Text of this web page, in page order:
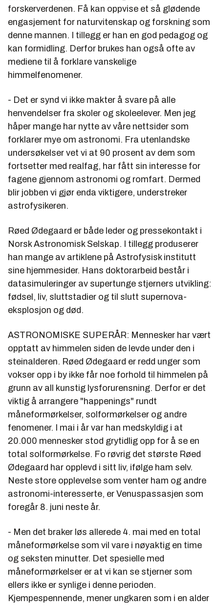
forskerverdenen. Få kan oppvise et så glødende
engasjement for naturvitenskap og forskning som
denne mannen. I tillegg er han en god pedagog og
kan formidling. Derfor brukes han også ofte av
mediene til å forklare vanskelige
himmelfenomener.
- Det er synd vi ikke makter å svare på alle
henvendelser fra skoler og skoleelever. Men jeg
håper mange har nytte av våre nettsider som
forklarer mye om astronomi. Fra utenlandske
undersøkelser vet vi at 90 prosent av dem som
fortsetter med realfag, har fått sin interesse for
fagene gjennom astronomi og romfart. Dermed
blir jobben vi gjør enda viktigere, understreker
astrofysikeren.
Røed Ødegaard er både leder og pressekontakt i
Norsk Astronomisk Selskap. I tillegg produserer
han mange av artiklene på Astrofysisk institutt
sine hjemmesider. Hans doktorarbeid består i
datasimuleringer av supertunge stjerners utvikling:
fødsel, liv, sluttstadier og til slutt supernova-
eksplosjon og død.
ASTRONOMISKE SUPERÅR: Mennesker har vært
opptatt av himmelen siden de levde under den i
steinalderen. Røed Ødegaard er redd unger som
vokser opp i by ikke får noe forhold til himmelen på
grunn av all kunstig lysforurensning. Derfor er det
viktig å arrangere "happenings" rundt
måneformørkelser, solformørkelser og andre
fenomener. I mai i år var han medskyldig i at
20.000 mennesker stod grytidlig opp for å se en
total solformørkelse. Fo røvrig det største Røed
Ødegaard har opplevd i sitt liv, ifølge ham selv.
Neste store opplevelse som venter ham og andre
astronomi-interesserte, er Venuspassasjen som
foregår 8. juni neste år.
- Men det braker løs allerede 4. mai med en total
måneformørkelse som vil vare i nøyaktig en time
og seksten minutter. Det spesielle med
måneformørkelser er at vi kan se stjerner som
ellers ikke er synlige i denne perioden.
Kjempespennende, mener ungkaren som i en alder